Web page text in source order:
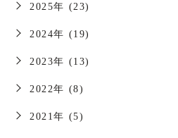
2025年 (23)
2024年 (19)
2023年 (13)
2022年 (8)
2021年 (5)